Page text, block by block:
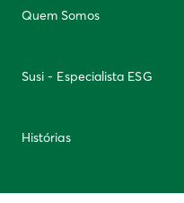
Quem Somos
Susi - Especialista ESG
Histórias
Newsletter